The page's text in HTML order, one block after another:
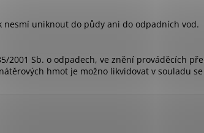
uniknout do půdy ani do odpadních vod.
Sb. o odpadech, ve znění prováděcích
hmot je možno likvidovat v souladu